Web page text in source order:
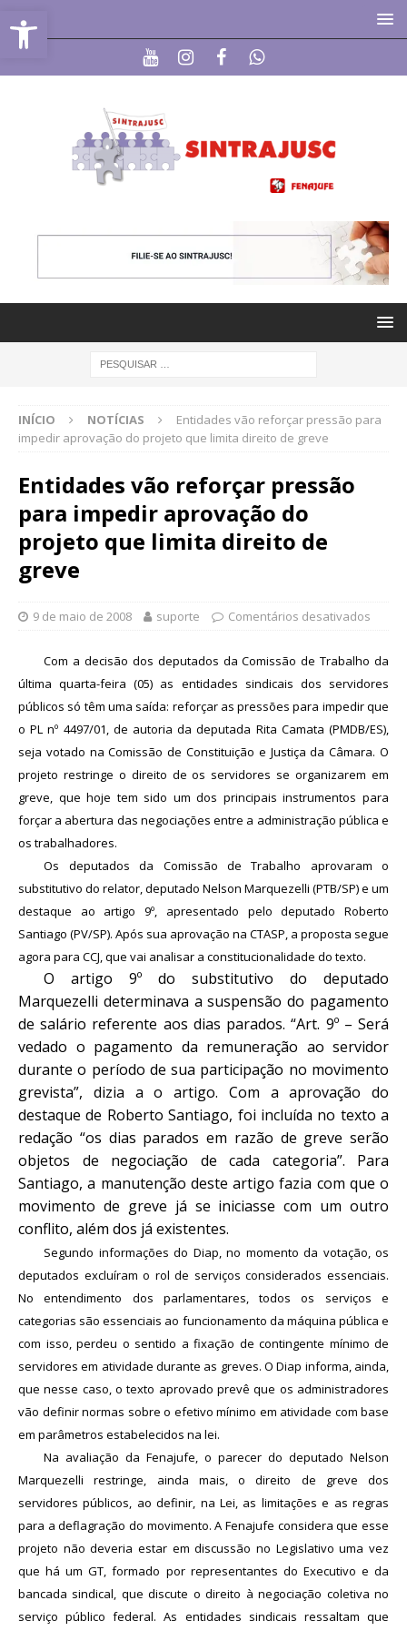
Abrir a barra de ferramentas
INÍCIO NOTÍCIAS
Entidades vão reforçar pressão para
impedir aprovação do projeto que limita direito de greve
Entidades vão reforçar pressão
para impedir aprovação do
projeto que limita direito de
greve
9 de maio de 2008 suporte Comentários desativados
Com a decisão dos deputados da Comissão de Trabalho da
última quarta-feira (05) as entidades sindicais dos servidores
públicos só têm uma saída: reforçar as pressões para impedir que
o PL nº 4497/01, de autoria da deputada Rita Camata (PMDB/ES),
seja votado na Comissão de Constituição e Justiça da Câmara. O
projeto restringe o direito de os servidores se organizarem em
greve, que hoje tem sido um dos principais instrumentos para
forçar a abertura das negociações entre a administração pública e
os trabalhadores.
Os deputados da Comissão de Trabalho aprovaram o
substitutivo do relator, deputado Nelson Marquezelli (PTB/SP) e um
destaque ao artigo 9º, apresentado pelo deputado Roberto
Santiago (PV/SP). Após sua aprovação na CTASP, a proposta segue
agora para CCJ, que vai analisar a constitucionalidade do texto.
O artigo 9º do substitutivo do deputado
Marquezelli determinava a suspensão do pagamento
de salário referente aos dias parados. “Art. 9º – Será
vedado o pagamento da remuneração ao servidor
durante o período de sua participação no movimento
grevista”, dizia a o artigo. Com a aprovação do
destaque de Roberto Santiago, foi incluída no texto a
redação “os dias parados em razão de greve serão
objetos de negociação de cada categoria”. Para
Santiago, a manutenção deste artigo fazia com que o
movimento de greve já se iniciasse com um outro
conflito, além dos já existentes.
Segundo informações do Diap, no momento da votação, os
deputados excluíram o rol de serviços considerados essenciais.
No entendimento dos parlamentares, todos os serviços e
categorias são essenciais ao funcionamento da máquina pública e
com isso, perdeu o sentido a fixação de contingente mínimo de
servidores em atividade durante as greves. O Diap informa, ainda,
que nesse caso, o texto aprovado prevê que os administradores
vão definir normas sobre o efetivo mínimo em atividade com base
em parâmetros estabelecidos na lei.
Na avaliação da Fenajufe, o parecer do deputado Nelson
Marquezelli restringe, ainda mais, o direito de greve dos
servidores públicos, ao definir, na Lei, as limitações e as regras
para a deflagração do movimento. A Fenajufe considera que esse
projeto não deveria estar em discussão no Legislativo uma vez
que há um GT, formado por representantes do Executivo e da
bancada sindical, que discute o direito à negociação coletiva no
serviço público federal. As entidades sindicais ressaltam que